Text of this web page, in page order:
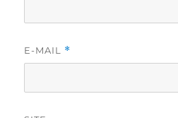
E-MAIL *